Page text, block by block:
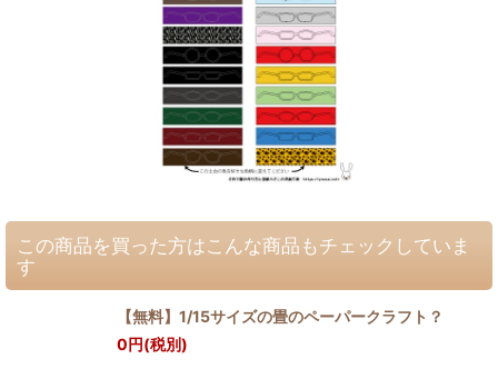
この商品を買った方はこんな商品もチェックしていま
す
【無料】1/15サイズの畳のペーパークラフト？
0円(税別)